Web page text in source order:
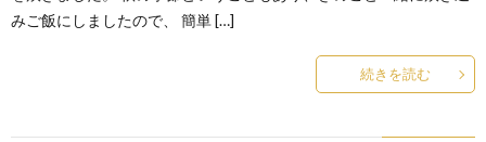
みご飯にしましたので、 簡単 […]
続きを読む